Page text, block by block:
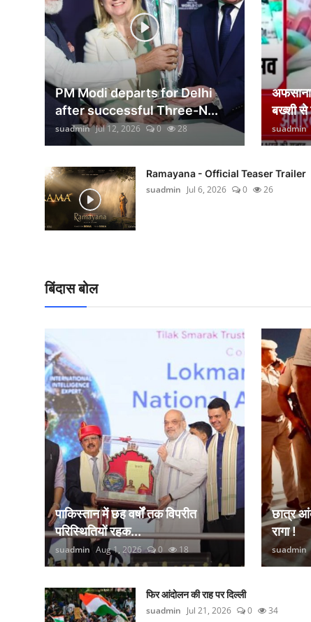
वीकेंड लाइफ
अंतर्राष्ट्रीय
सांस्कृतिक
विज्ञान - तकनीक
ग्राम - पंचायत
PM Modi departs for Delhi
after successful Three-N...
suadmin Jul 12, 2026 0 28
बख्शी से
suadmin
Ramayana - Official Teaser Trailer
suadmin Jul 6, 2026 0 26
बिंदास बोल
पाकिस्तान में छह वर्षों तक विपरीत
परिस्थितियों रहक...
suadmin Aug 1, 2026 0 18
छात्र
रागा !
suadmin
फिर आंदोलन की राह पर दिल्ली
suadmin Jul 21, 2026 0 34